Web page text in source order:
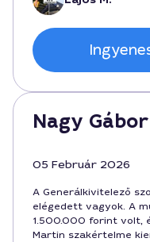
Nagy Gábor
05 Február 2026
A Generálkivitelező
elégedett vagyok. A
1.500.000 forint volt,
Martin szakértelme